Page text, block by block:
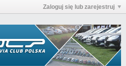
Zaloguj się lub zarejestruj